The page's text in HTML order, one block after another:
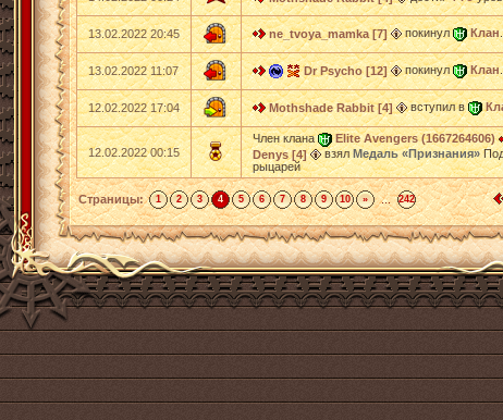
13.02.2022 20:45 ne_tvoya_mamka [7] покинул Клан.
13.02.2022 11:07 Dr Psycho [12] покинул Клан.
12.02.2022 17:04 Mothshade Rabbit [4] вступил в
12.02.2022 00:15
Член клана Elite Avengers (1667264606)
Denys [4]
взялМедаль «Признания»
рыцарей
Страницы: 1 2 3 4 5 6 7 8 9 10 » ... 242